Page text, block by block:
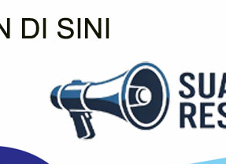
Aspirasi Syarief Abdullah
Syarief Abdullah